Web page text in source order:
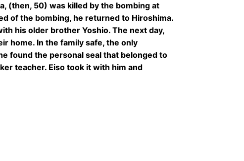
(then, 50) was killed by the bombing at
of the bombing, he returned to Hiroshima.
his older brother Yoshio. The next day,
home. In the family safe, the only
found the personal seal that belonged to
teacher. Eiso took it with him and